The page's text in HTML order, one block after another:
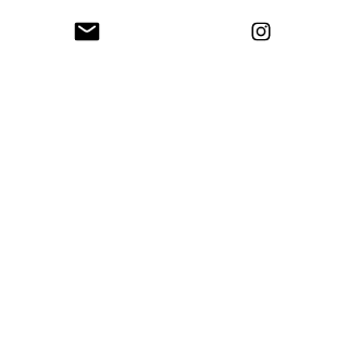
Entretien : Lavage en machine à